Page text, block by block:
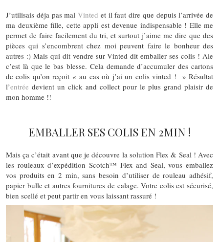
J’utilisais déja pas mal Vinted et il faut dire que depuis l’arrivée de
ma deuxième fille, cette appli est devenue indispensable ! Elle me
permet de faire facilement du tri, et surtout j’aime me dire que des
pièces qui s’encombrent chez moi peuvent faire le bonheur des
autres :) Mais qui dit vendre sur Vinted dit emballer ses colis ! Aie
c’est là que le bas blesse. Cela demande d’accumuler des cartons
de colis qu’on reçoit « au cas où j’ai un colis vinted ! » Résultat
l’entrée devient un click and collect pour le plus grand plaisir de
mon homme !!
EMBALLER SES COLIS EN 2MIN !
Mais ça c’était avant que je découvre la solution Flex & Seal ! Avec
les rouleaux d’expédition Scotch™ Flex and Seal, vous emballez
vos produits en 2 min, sans besoin d’utiliser de rouleau adhésif,
papier bulle et autres fournitures de calage. Votre colis est sécurisé,
bien scellé et peut partir en vous laissant rassuré !